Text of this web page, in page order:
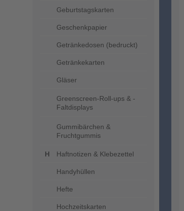
Geburtstagskarten
Geschenkpapier
Getränkedosen (bedruckt)
Getränkekarten
Gläser
Greenscreen-Roll-ups & -
Faltdisplays
Gummibärchen &
Fruchtgummis
Haftnotizen & Klebezettel
Handyhüllen
Hefte
Hochzeitskarten